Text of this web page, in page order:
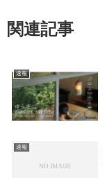
関連記事
速報
速報